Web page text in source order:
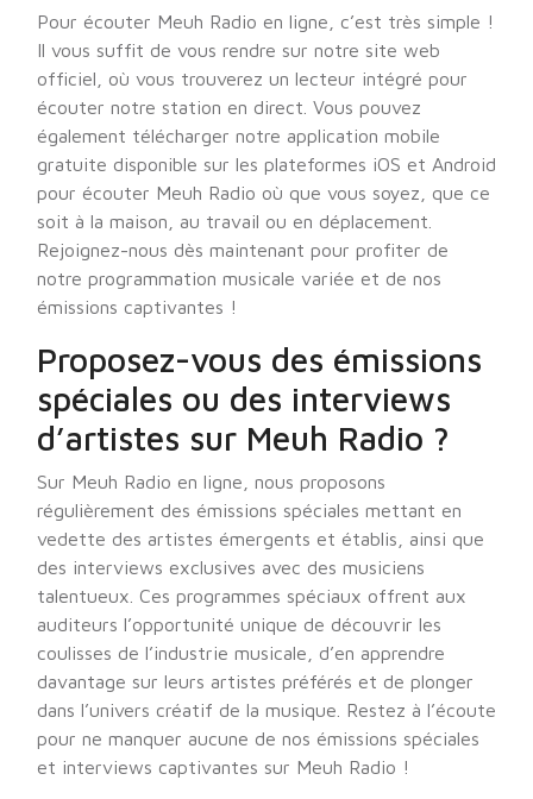
Pour écouter Meuh Radio en ligne, c’est très simple !
Il vous suffit de vous rendre sur notre site web
officiel, où vous trouverez un lecteur intégré pour
écouter notre station en direct. Vous pouvez
également télécharger notre application mobile
gratuite disponible sur les plateformes iOS et Android
pour écouter Meuh Radio où que vous soyez, que ce
soit à la maison, au travail ou en déplacement.
Rejoignez-nous dès maintenant pour profiter de
notre programmation musicale variée et de nos
émissions captivantes !
Proposez-vous des émissions
spéciales ou des interviews
d’artistes sur Meuh Radio ?
Sur Meuh Radio en ligne, nous proposons
régulièrement des émissions spéciales mettant en
vedette des artistes émergents et établis, ainsi que
des interviews exclusives avec des musiciens
talentueux. Ces programmes spéciaux offrent aux
auditeurs l’opportunité unique de découvrir les
coulisses de l’industrie musicale, d’en apprendre
davantage sur leurs artistes préférés et de plonger
dans l’univers créatif de la musique. Restez à l’écoute
pour ne manquer aucune de nos émissions spéciales
et interviews captivantes sur Meuh Radio !